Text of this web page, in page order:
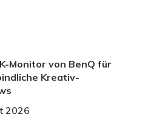
Monitor von BenQ für
Kreativ-
2026